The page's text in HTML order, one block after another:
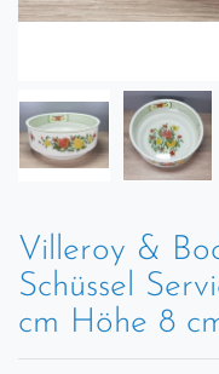
Villeroy &
Schüssel
cm Höhe 8